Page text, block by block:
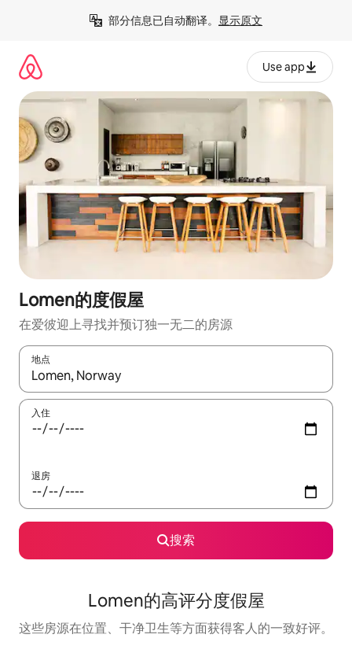
部分信息已自动翻译。 显示原文
Use app
Lomen的度假屋
在爱彼迎上寻找并预订独一无二的房源
地点
如有搜索结果，请使用上下方向键查看，或通过点击或滑动手势
入住
退房
搜索
Lomen的高评分度假屋
这些房源在位置、干净卫生等方面获得客人的一致好评。